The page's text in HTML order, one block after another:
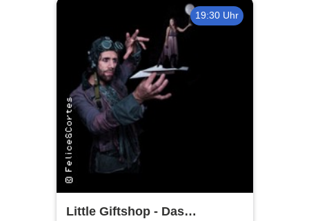
19:30 Uhr
Little Giftshop - Das